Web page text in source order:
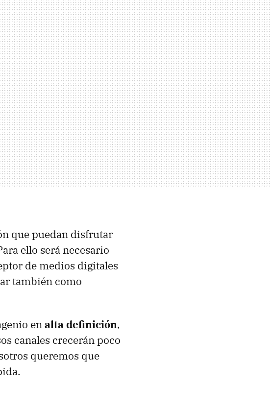
que puedan disfrutar
ello será necesario
de medios digitales
también como
enalta definición,
canales crecerán poco
queremos que